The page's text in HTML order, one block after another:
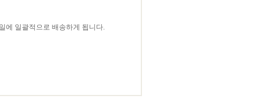
에 일괄적으로 배송하게 됩니다.